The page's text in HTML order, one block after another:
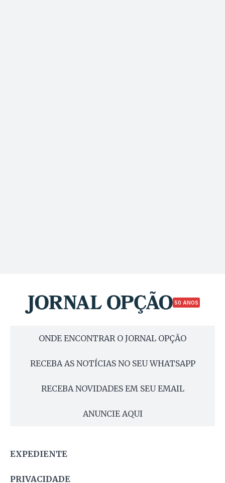
50 ANOS
ONDE ENCONTRAR O JORNAL OPÇÃO
RECEBA AS NOTÍCIAS NO SEU WHATSAPP
RECEBA NOVIDADES EM SEU EMAIL
ANUNCIE AQUI
EXPEDIENTE
PRIVACIDADE